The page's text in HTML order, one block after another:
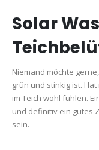
Solar
Niemand möchte
grün und stinkig ist.
im Teich wohl fühlen.
und definitiv ein gutes
sein.